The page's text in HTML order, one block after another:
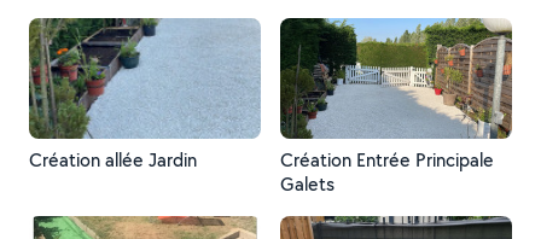
Création allée Jardin
Création Entrée Principale
Galets